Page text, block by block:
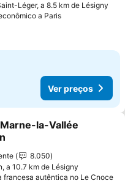
Léger, a 8.5 km de Lésigny
a ParisVer preços
Ver preços
aos favoritos
la-Vallée
8.050
a 10.7 km de Lésigny
francesa autêntica no Le Cnoce